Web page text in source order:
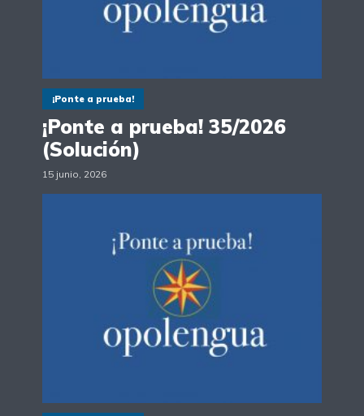
¡Ponte a prueba!
¡Ponte a prueba! 35/2026
(Solución)
15 junio, 2026